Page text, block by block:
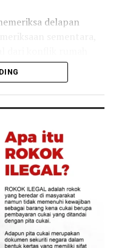
delapan
yang kemudian
anak kepada pihak
ujar Irjen Pol
seluruh fakta
terpenuhinya
yang berlaku.
ini bukan kali
harus kedepankan
ultimum remedium.
karena